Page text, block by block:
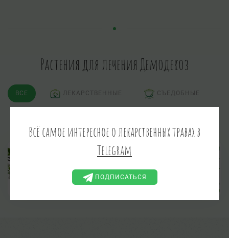
Растения для лечения Демодекоз
ВСЕ ЛЕКАРСТВЕННЫЕ СЪЕДОБНЫЕ
Черемуха обыкновенная
Gilib., Prunus padus L.
Всё самое интересное о лекарственных травах в
Telegram
ПОДПИСАТЬСЯ